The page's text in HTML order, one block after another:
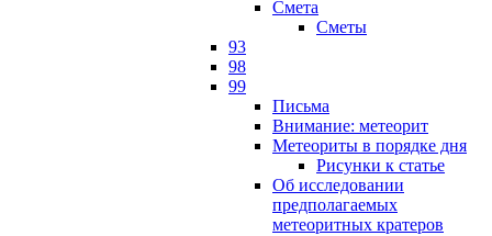
Смета
Сметы
93
98
99
Письма
Внимание: метеорит
Метеориты в порядке дня
Рисунки к статье
Об исследовании
предполагаемых
метеоритных кратеров